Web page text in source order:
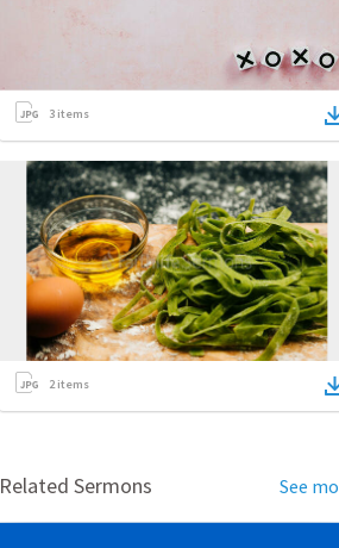
3 items
2items
Related Sermons See